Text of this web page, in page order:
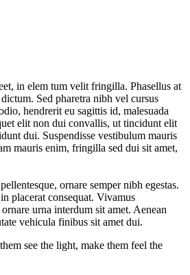
in elem tum velit fringilla. Phasellus at
Sed pharetra nibh vel cursus
hendrerit eu sagittis id, malesuada
elit non dui convallis, ut tincidunt elit
dui. Suspendisse vestibulum mauris
mauris enim, fringilla sed dui sit amet,
ornare semper nibh egestas.
placerat consequat. Vivamus
urna interdum sit amet. Aenean
vehicula finibus sit amet dui.
see the light, make them feel the